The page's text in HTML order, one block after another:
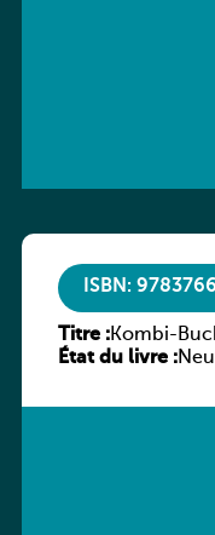
ISBN:
Titre :Kombi-
État du livre :